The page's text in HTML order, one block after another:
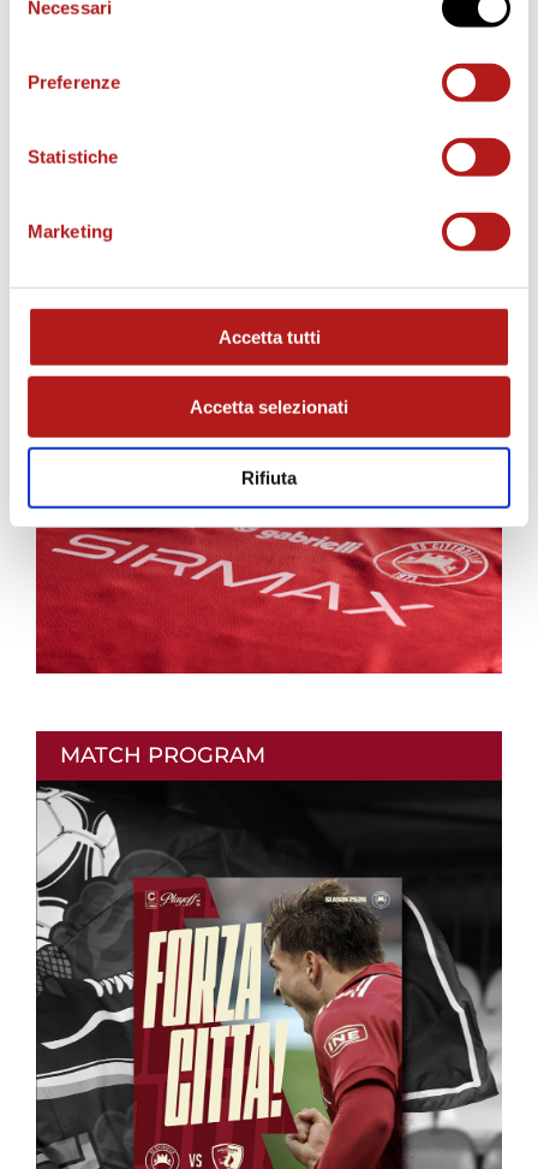
delNecessari
Preferenze
Statistiche
Marketing
Accetta tutti
Accetta selezionati
Rifiuta
BIGLIETTI
AS CITTADELLA STORE
MATCH PROGRAM